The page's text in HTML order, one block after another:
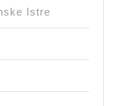
Istre